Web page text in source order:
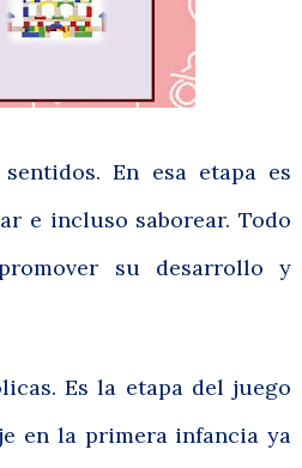
En esa etapa es
e incluso saborear. Todo
su desarrollo y
Es la etapa del juego
en la primera infancia ya